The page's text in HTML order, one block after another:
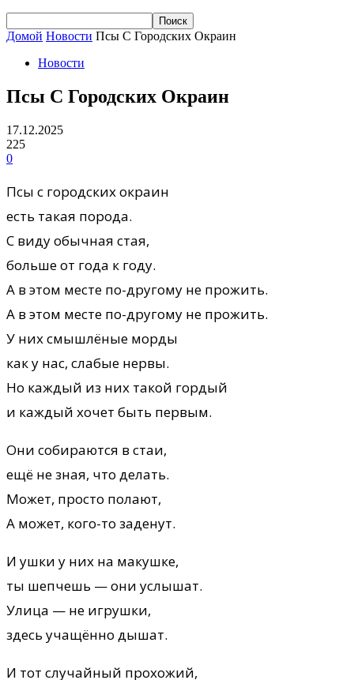
Домой Новости Псы С Городских Окраин
Новости
Псы С Городских Окраин
17.12.2025
225
0
Псы с городских окраин
есть такая порода.
С виду обычная стая,
больше от года к году.
А в этом месте по-другому не прожить.
А в этом месте по-другому не прожить.
У них смышлёные морды
как у нас, слабые нервы.
Но каждый из них такой гордый
и каждый хочет быть первым.
Они собираются в стаи,
ещё не зная, что делать.
Может, просто полают,
А может, кого-то заденут.
И ушки у них на макушке,
ты шепчешь — они услышат.
Улица — не игрушки,
здесь учащённо дышат.
И тот случайный прохожий,